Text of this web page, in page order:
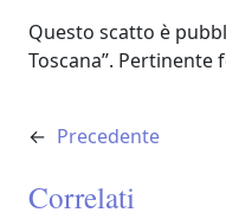
Questo scatto è
Toscana”.
← Precedente
Correlati